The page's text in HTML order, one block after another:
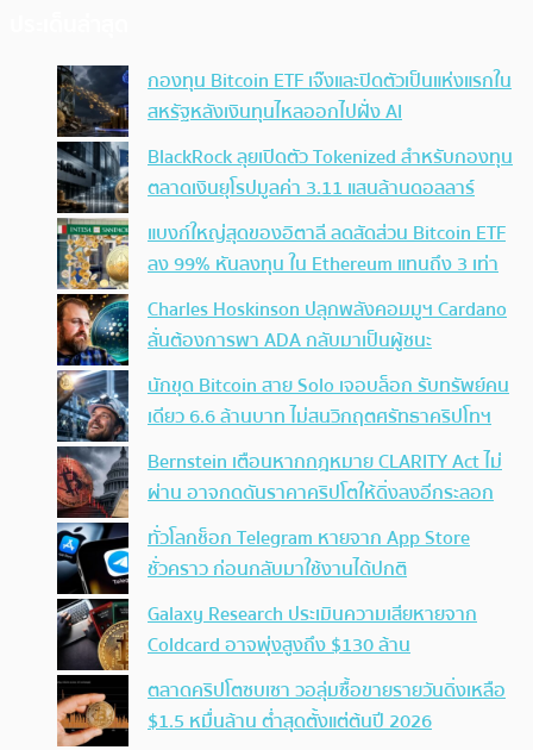
กองทุน Bitcoin ETF เจ๊งและปิดตัวเป็นแห่งแรกใน
สหรัฐหลังเงินทุนไหลออกไปฝั่ง AI
BlackRock ลุยเปิดตัว Tokenized สำหรับกองทุน
ตลาดเงินยุโรปมูลค่า 3.11 แสนล้านดอลลาร์
แบงก์ใหญ่สุดของอิตาลี ลดสัดส่วน Bitcoin ETF
ลง 99% หันลงทุน ใน Ethereum แทนถึง 3 เท่า
Charles Hoskinson ปลุกพลังคอมมูฯ Cardano
ลั่นต้องการพา ADA กลับมาเป็นผู้ชนะ
นักขุด Bitcoin สาย Solo เจอบล็อก รับทรัพย์คน
เดียว 6.6 ล้านบาท ไม่สนวิกฤตศรัทธาคริปโทฯ
Bernstein เตือนหากกฎหมาย CLARITY Act ไม่
ผ่าน อาจกดดันราคาคริปโตให้ดิ่งลงอีกระลอก
ทั่วโลกช็อก Telegram หายจาก App Store
ชั่วคราว ก่อนกลับมาใช้งานได้ปกติ
Galaxy Research ประเมินความเสียหายจาก
Coldcard อาจพุ่งสูงถึง $130 ล้าน
ตลาดคริปโตซบเซา วอลุ่มซื้อขายรายวันดิ่งเหลือ
$1.5 หมื่นล้าน ต่ำสุดตั้งแต่ต้นปี 2026